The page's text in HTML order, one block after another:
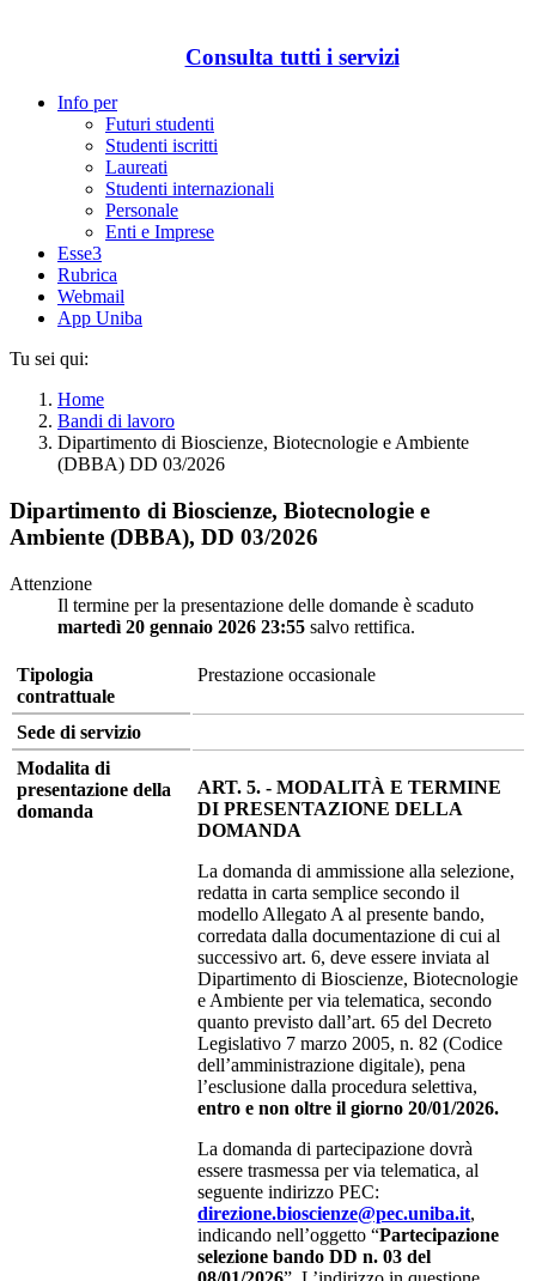
Consulta tutti i servizi
Info per
Futuri studenti
Studenti iscritti
Laureati
Studenti internazionali
Personale
Enti e Imprese
Esse3
Rubrica
Webmail
App Uniba
Tu sei qui:
Home
Bandi di lavoro
Dipartimento di Bioscienze, Biotecnologie e Ambiente
(DBBA) DD 03/2026
Dipartimento di Bioscienze, Biotecnologie e
Ambiente (DBBA), DD 03/2026
Attenzione
Il termine per la presentazione delle domande è scaduto
martedì 20 gennaio 2026 23:55 salvo rettifica.
Tipologia
contrattuale
Prestazione occasionale
Sede di servizio
Modalita di
presentazione della
domanda
ART. 5. - MODALITÀ E TERMINE
DI PRESENTAZIONE DELLA
DOMANDA
La domanda di ammissione alla selezione,
redatta in carta semplice secondo il
modello Allegato A al presente bando,
corredata dalla documentazione di cui al
successivo art. 6, deve essere inviata al
Dipartimento di Bioscienze, Biotecnologie
e Ambiente per via telematica, secondo
quanto previsto dall’art. 65 del Decreto
Legislativo 7 marzo 2005, n. 82 (Codice
dell’amministrazione digitale), pena
l’esclusione dalla procedura selettiva,
entro e non oltre il giorno 20/01/2026.
La domanda di partecipazione dovrà
essere trasmessa per via telematica, al
seguente indirizzo PEC:
direzione.bioscienze@pec.uniba.it,
indicando nell’oggetto “Partecipazione
selezione bando DD n. 03 del